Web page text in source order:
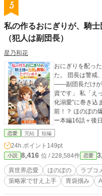
5
私の作るおにぎりが、騎
（犯人は副団長）
星乃和花
おにぎりを配っ
た。 団長は警戒
――副団長だけが平然と断言。 副
資です」 私「えっ重い」 胃袋で落ちた策
化溺愛”に巻き込
前！？ ほのぼの爆
ー本編16話＋後
恋愛 完結 短編
24h.ポイント 149pt
小説 8,416 位 / 228,584件 恋愛
異世界恋愛 ほのぼの ラブコ
策略家で甘え上手
胃袋掴み